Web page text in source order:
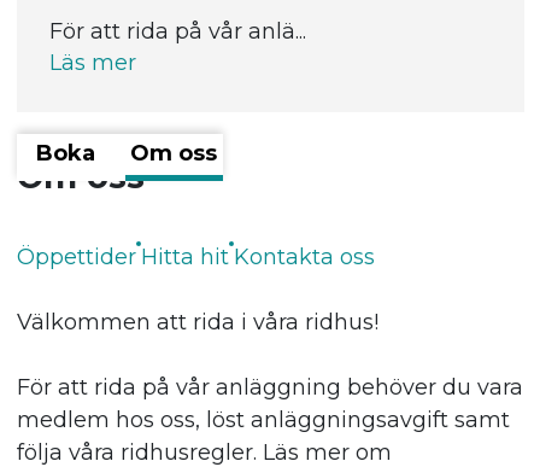
För att rida på vår anlä...
Läs mer
Boka Om oss
Om oss
Öppettider Hitta hit Kontakta oss
Välkommen att rida i våra ridhus!
För att rida på vår anläggning behöver du vara
medlem hos oss, löst anläggningsavgift samt
följa våra ridhusregler. Läs mer om